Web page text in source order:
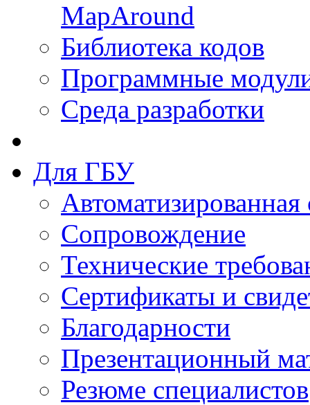
MapAround
Библиотека кодов
Программные
Среда разработки
Для ГБУ
Сопровождение
Технические
Сертификаты и
Благодарности
Презентационный
Резюме специалистов